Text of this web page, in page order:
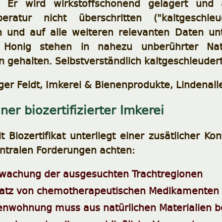
Er wird wirkstoffschonend gelagert
nicht überschritten
und auf alle weiteren relevanten Daten
Honig stehen in nahezu unberührter
gehalten. Selbstverständlich
Feldt, Imkerei & Bienenprodukte,
biozertifizierter Imkerei
Biozertifikat unterliegt einer zusätlicher
Forderungen achten:
der ausgesuchten Trachtregionen
von chemotherapeutischen Medikamenten
muss aus natürlichen Materialien